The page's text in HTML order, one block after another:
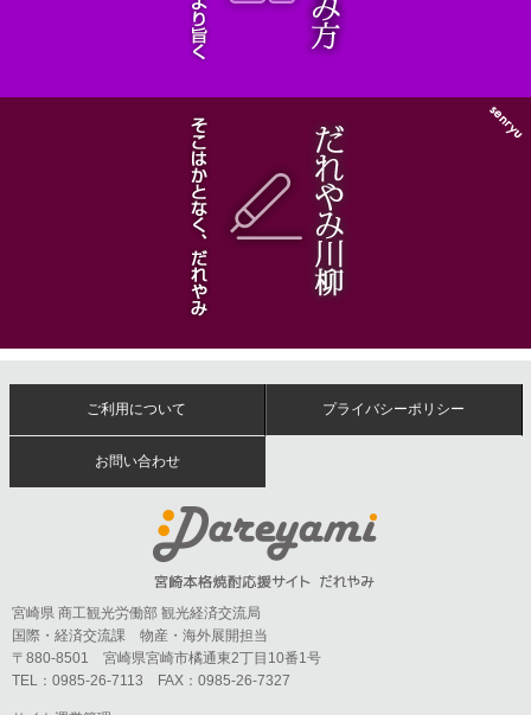
ご利用について プライバシーポリシー
お問い合わせ
宮崎県 商工観光労働部 観光経済交流局
国際・経済交流課 物産・海外展開担当
〒880-8501 宮崎県宮崎市橘通東2丁目10番1号
TEL：0985-26-7113 FAX：0985-26-7327